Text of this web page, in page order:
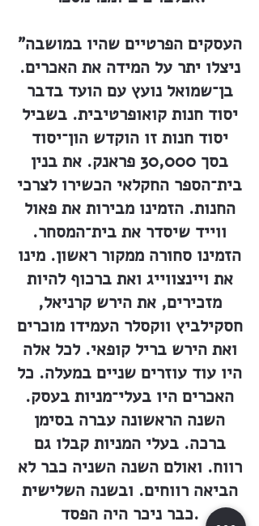
"העסקים הפרטיים שהיו במושבה
ניצלו יתר על המידה את האכרים.
בן־שמואל נועץ עם הועד בדבר
יסוד חנות קואופרטיבית. בשביל
יסוד חנות זו הוקדש הון־יסוד
בסך 30,000 פראנק. את בנין
בית־הספר החקלאי הכשירו לצרכי
החנות. הזמינו מבירות את פאול
ווייד שיסדר את בית־המסחר.
הזמינו סחורה ממקור ראשון. מינו
את ויינצווייג ואת ברכוף להיות
מזכירים, את הירש קרניאל,
חסקילביץ ווקסלר העמידו מוכרים
ואת הירש בריל קופאי. לכל אלה
היו עוד עוזרים שניים במעלה. כל
האכרים היו בעלי־מניות בעסק.
השנה הראשונה עברה בסימן
ברכה. בעלי המניות קבלו גם
רווח. ואולם השנה השניה כבר לא
הביאה רווחים. ובשנה השלישית
כבר ניכר היה הפסד.